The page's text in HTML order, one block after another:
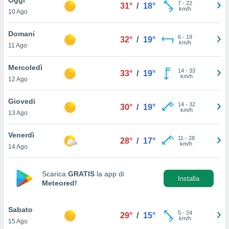
è
al sito
di
ci
di
il
un
la
nella
10 Ago
31° / 18° 7- 22
km/h
Domani
11 Ago
32° / 19° 6- 19
km/h
Mercoledì
12 Ago
33° / 19° 14- 33
km/h
Giovedi
13 Ago
30° / 19° 14- 32
km/h
Venerdì
14 Ago
28° / 17° 11 - 28
km/h
Scarica GRATIS la app di
Meteored!
Installa
Sabato
15 Ago
29° / 15° 5- 24
km/h